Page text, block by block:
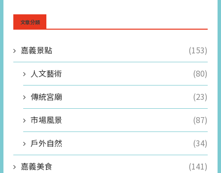
文章分類
嘉義景點
(153)
人文藝術
(80)
傳統宮廟
(23)
市場風景
(87)
戶外自然
(34)
嘉義美食
(141)